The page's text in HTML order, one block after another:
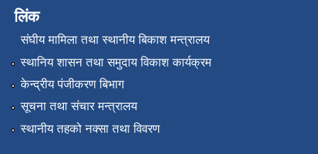
लिंक
संघीय मामिला तथा स्थानीय बिकाश मन्त्रालय
स्थानिय शासन तथा समुदाय विकाश कार्यक्रम
केन्द्रीय पंजीकरण बिभाग
सूचना तथा संचार मन्त्रालय
स्थानीय तहको नक्सा तथा विवरण